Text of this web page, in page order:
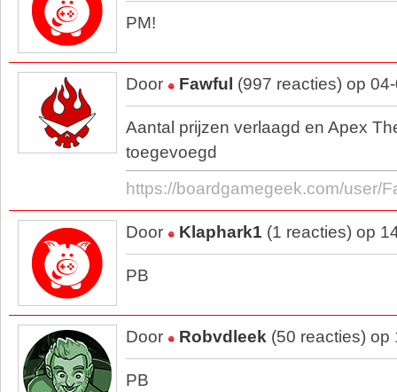
PM!
Door Fawful (997 reacties) op
Aantal prijzen verlaagd en Apex
toegevoegd
https://boardgamegeek.com/user/
Door Klaphark1 (1 reacties) op
PB
Door Robvdleek (50 reacties) op
PB